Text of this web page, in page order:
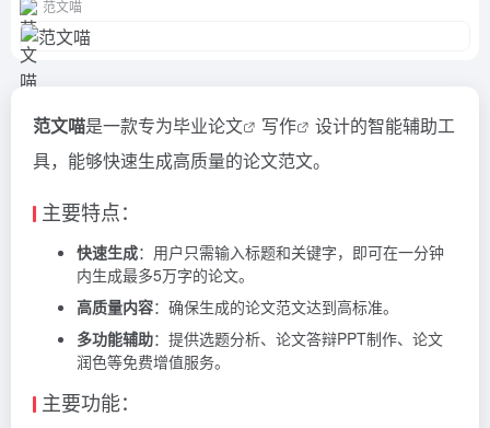
范文喵
范文喵是一款专为毕业论文 写作
设计的智能辅助工
具，能够快速生成高质量的论文范文。
主要特点：
快速生成：用户只需输入标题和关键字，即可在一分钟
内生成最多5万字的论文。
高质量内容：确保生成的论文范文达到高标准。
多功能辅助：提供选题分析、论文答辩PPT制作、论文
润色等免费增值服务。
主要功能：